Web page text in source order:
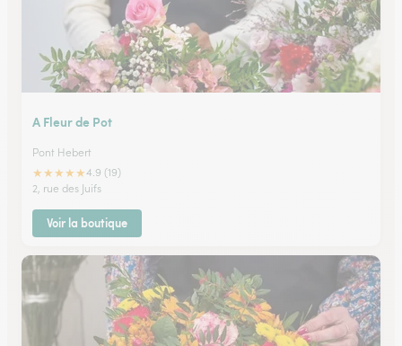
A Fleur de Pot
Pont Hebert
★★★★★4.9 (19)
2, rue des Juifs
Voir la boutique